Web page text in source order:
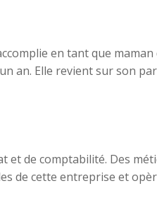
en tant que
an. Elle revient sur son
et de comptabilité. Des
de cette entreprise et